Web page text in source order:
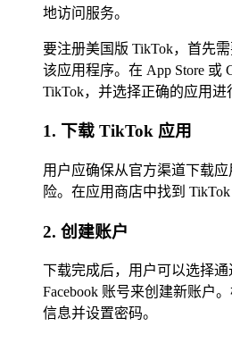
地访问服务。
要注册美国版 TikTok，首先
该应用程序。在 App Store 或
TikTok，并选择正确的应用进
1. 下载 TikTok 应用
用户应确保从官方渠道下载
险。在应用商店中找到
2. 创建账户
下载完成后，用户可以选择
Facebook 账号来创建新账户
信息并设置密码。